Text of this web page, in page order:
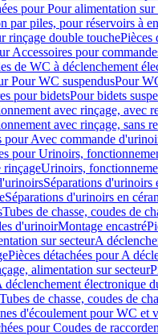
pour Pour alimentation
par piles, pour réservoirs à
rinçage double touchePièces
Accessoires pour
de WC à déclenchement
Pour WC suspendusPour
pour bidetsPour bidets
avec rinçage, avec
avec rinçage, sans
pour Avec commande
pour Urinoirs,
rinçageUrinoirs,
Séparations d'urinoirs
Séparations d'urinoirs en
Tubes de chasse, coudes de
d'urinoirMontage encastré
sur secteurA
Pièces détachées pour A
alimentation sur secteur
déclenchement électronique
Tubes de chasse, coudes de
d'écoulement pour WC et
pour Coudes de